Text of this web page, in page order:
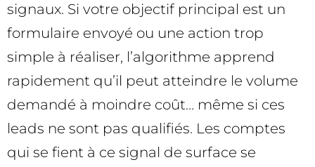
signaux. Si votre objectif principal est un
formulaire envoyé ou une action trop
simple à réaliser, l’algorithme apprend
rapidement qu’il peut atteindre le volume
demandé à moindre coût… même si ces
leads ne sont pas qualifiés. Les comptes
qui se fient à ce signal de surface se